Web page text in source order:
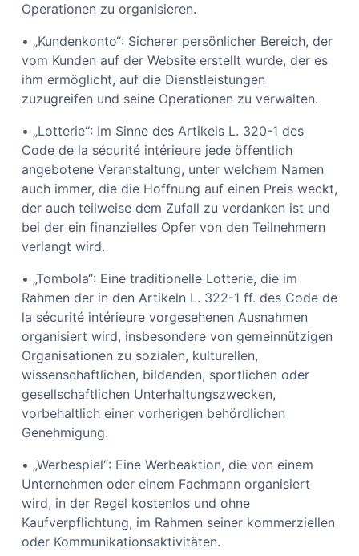
Operationen zu organisieren.
• „Kundenkonto“: Sicherer persönlicher Bereich, der
vom Kunden auf der Website erstellt wurde, der es
ihm ermöglicht, auf die Dienstleistungen
zuzugreifen und seine Operationen zu verwalten.
• „Lotterie“: Im Sinne des Artikels L. 320-1 des
Code de la sécurité intérieure jede öffentlich
angebotene Veranstaltung, unter welchem Namen
auch immer, die die Hoffnung auf einen Preis weckt,
der auch teilweise dem Zufall zu verdanken ist und
bei der ein finanzielles Opfer von den Teilnehmern
verlangt wird.
• „Tombola“: Eine traditionelle Lotterie, die im
Rahmen der in den Artikeln L. 322-1 ff. des Code de
la sécurité intérieure vorgesehenen Ausnahmen
organisiert wird, insbesondere von gemeinnützigen
Organisationen zu sozialen, kulturellen,
wissenschaftlichen, bildenden, sportlichen oder
gesellschaftlichen Unterhaltungszwecken,
vorbehaltlich einer vorherigen behördlichen
Genehmigung.
• „Werbespiel“: Eine Werbeaktion, die von einem
Unternehmen oder einem Fachmann organisiert
wird, in der Regel kostenlos und ohne
Kaufverpflichtung, im Rahmen seiner kommerziellen
oder Kommunikationsaktivitäten.